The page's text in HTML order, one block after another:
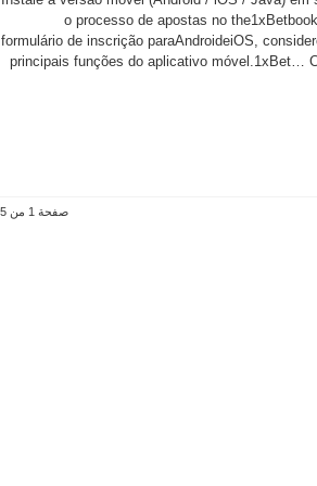
o processo de apostas no
formulário de inscrição paraAndroideiOS,
principais funções do aplicativo móvel.1xBet…
صفحة 1 من 5